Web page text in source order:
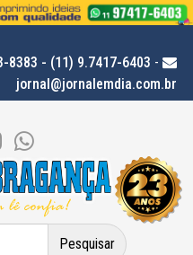
8383 - (11) 9.7417-6403 -
jornal@jornalemdia.com.br